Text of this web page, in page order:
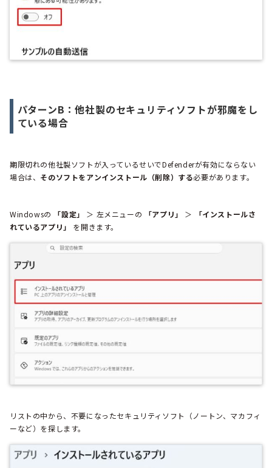
パターンB：他社製のセキュリティソフトが邪魔をし
ている場合
期限切れの他社製ソフトが入っているせいでDefenderが有効にならない
場合は、 そのソフトをアンインストール（削除）する必要があります。
Windowsの 「設定」 ＞ 左メニューの 「アプリ」 ＞
「インストールさ
れているアプリ」
を開きます。
リストの中から、不要になったセキュリティソフト（ノートン、マカフィ
ーなど）を探します。